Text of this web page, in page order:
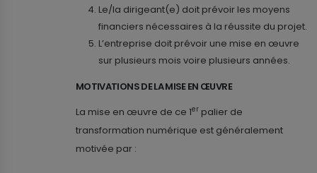
Le/la dirigeant(e) doit prévoir les moyens
financiers nécessaires à la réussite du projet.
L’entreprise doit prévoir une mise en œuvre
sur plusieurs mois voire plusieurs années.
MOTIVATIONS DE LA MISE EN ŒUVRE
La mise en œuvre de ce 1er palier de
transformation numérique est généralement
motivée par :